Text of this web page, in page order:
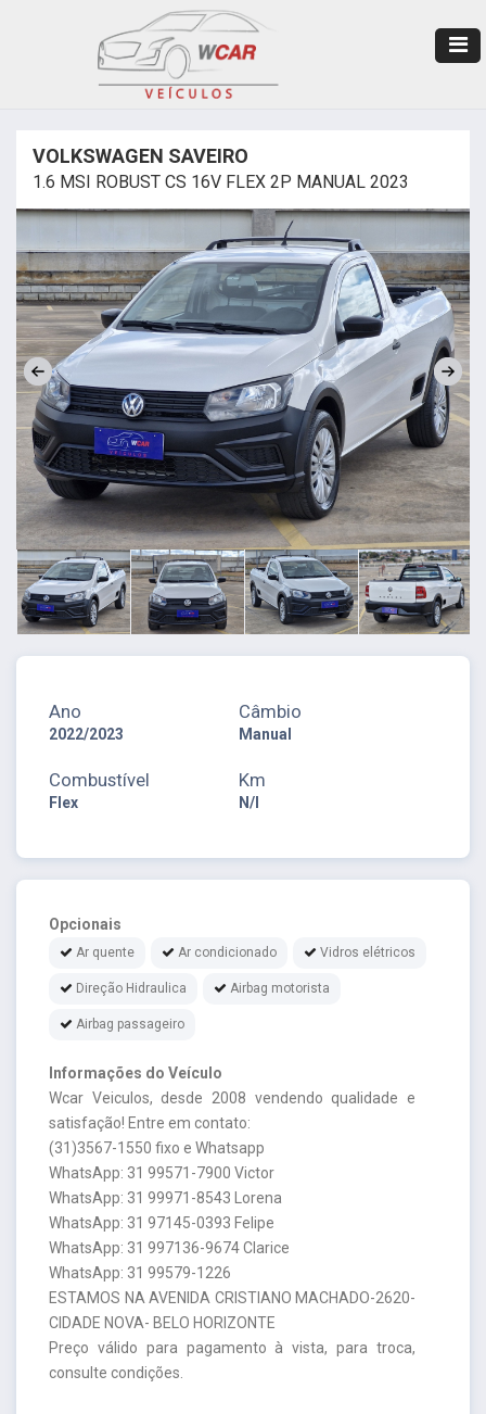
VOLKSWAGEN SAVEIRO
1.6 MSI ROBUST CS 16V FLEX 2P MANUAL 2023
Ano
2022/2023
Câmbio
Manual
Combustível
Flex
Km
N/I
Opcionais
Ar quente Ar condicionado Vidros elétricos
Direção Hidraulica Airbag motorista
Airbag passageiro
Informações do Veículo
Wcar Veiculos, desde 2008 vendendo qualidade e
satisfação! Entre em contato:
(31)3567-1550 fixo e Whatsapp
WhatsApp: 31 99571-7900 Victor
WhatsApp: 31 99971-8543 Lorena
WhatsApp: 31 97145-0393 Felipe
WhatsApp: 31 997136-9674 Clarice
WhatsApp: 31 99579-1226
ESTAMOS NA AVENIDA CRISTIANO MACHADO-2620-
CIDADE NOVA- BELO HORIZONTE
Preço válido para pagamento à vista, para troca,
consulte condições.